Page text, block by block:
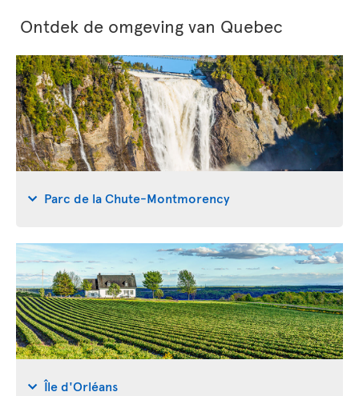
Ontdek de omgeving van Quebec
Parc de la Chute-Montmorency
Île d'Orléans